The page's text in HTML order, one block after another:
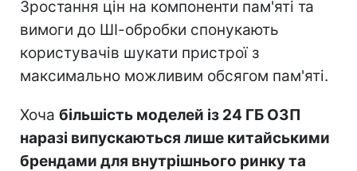
Зростання цін на компоненти пам'яті та
вимоги до ШІ-обробки спонукають
користувачів шукати пристрої з
максимально можливим обсягом пам'яті.
Хоча більшість моделей із 24 ГБ ОЗП
наразі випускаються лише китайськими
брендами для внутрішнього ринку та